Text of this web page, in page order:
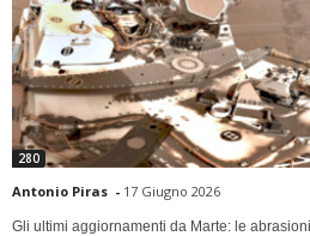
280
Antonio Piras - 17 Giugno 2026
Gli ultimi aggiornamenti da Marte: le